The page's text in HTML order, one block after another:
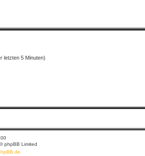
letzten 5 Minuten)
phpBB Limited